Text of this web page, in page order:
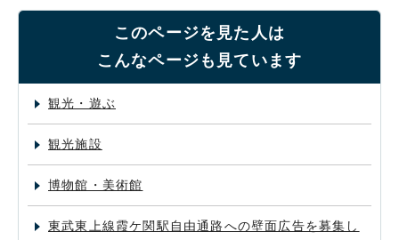
このページを見た人は
こんなページも見ています
観光・遊ぶ
観光施設
博物館・美術館
東武東上線霞ケ関駅自由通路への壁面広告を募集し